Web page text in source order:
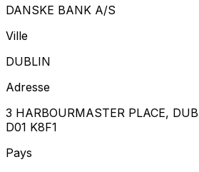
DANSKE BANK A/S
Ville
DUBLIN
Adresse
3 HARBOURMASTER PLACE,
D01 K8F1
Pays